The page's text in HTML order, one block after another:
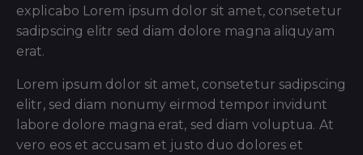
explicabo Lorem ipsum dolor sit amet, consetetur
sadipscing elitr sed diam dolore magna aliquyam
erat.
Lorem ipsum dolor sit amet, consetetur sadipscing
elitr, sed diam nonumy eirmod tempor invidunt
labore dolore magna erat, sed diam voluptua. At
vero eos et accusam et justo duo dolores et